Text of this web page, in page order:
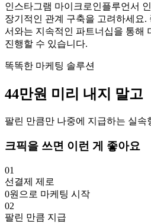
인스타그램 마이크로인플루언서
장기적인 관계 구축을 고려하세요.
서와는 지속적인 파트너십을 통해
진행할 수 있습니다.
똑똑한 마케팅 솔루션
44만원 미리 내지 말고
팔린 만큼만 나중에 지급하는 실속
크픽을 쓰면 이런 게 좋아요
01
선결제 제로
0원으로 마케팅 시작
02
팔린 만큼 지급